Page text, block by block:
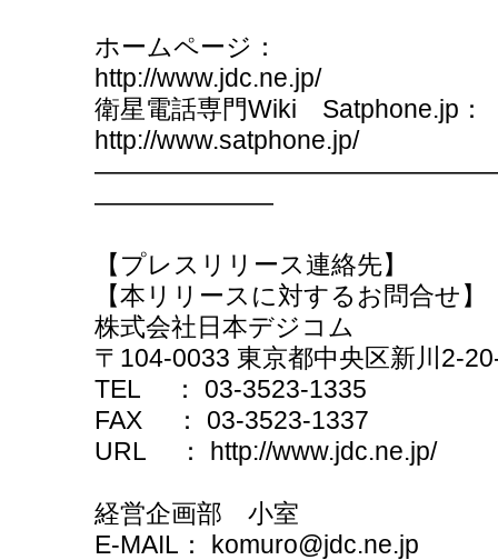
ホームページ：
http://www.jdc.ne.jp/
衛星電話専門Wiki Satphone.jp：
http://www.satphone.jp/
―――――――
【プレスリリース連絡先】
【本リリースに対するお問合せ】
株式会社日本デジコム
〒104-0033 東京都中央区新川2-
TEL ： 03-3523-1335
FAX ： 03-3523-1337
URL ： http://www.jdc.ne.jp/
経営企画部 小室
E-MAIL： komuro@jdc.ne.jp